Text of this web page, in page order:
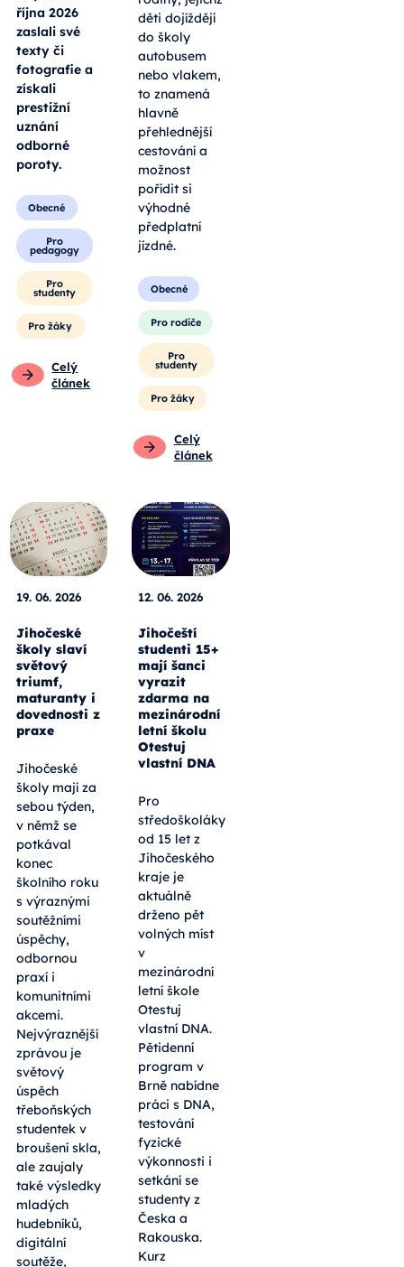
října 2026
zaslali své
texty či
fotografie a
získali
prestižní
uznání
odborné
poroty.
Obecné
Pro
pedagogy
Pro
studenty
Pro žáky
Celý
článek
děti dojíždějí
do školy
autobusem
nebo vlakem,
to znamená
hlavně
přehlednější
cestování a
možnost
pořídit si
výhodné
předplatní
jízdné.
Obecné
Pro rodiče
Pro
studenty
Pro žáky
Celý
článek
19. 06. 2026
Jihočeské
školy slaví
světový
triumf,
maturanty i
dovednosti z
praxe
Jihočeské
školy mají za
sebou týden,
v němž se
potkával
konec
školního roku
s výraznými
soutěžními
úspěchy,
odbornou
praxí i
komunitními
akcemi.
Nejvýraznější
zprávou je
světový
úspěch
třeboňských
studentek v
broušení skla,
ale zaujaly
také výsledky
mladých
hudebníků,
digitální
soutěže,
12. 06. 2026
Jihočeští
studenti 15+
mají šanci
vyrazit
zdarma na
mezinárodní
letní školu
Otestuj
vlastní DNA
Pro
středoškoláky
od 15 let z
Jihočeského
kraje je
aktuálně
drženo pět
volných míst
v
mezinárodní
letní škole
Otestuj
vlastní DNA.
Pětidenní
program v
Brně nabídne
práci s DNA,
testování
fyzické
výkonnosti i
setkání se
studenty z
Česka a
Rakouska.
Kurz